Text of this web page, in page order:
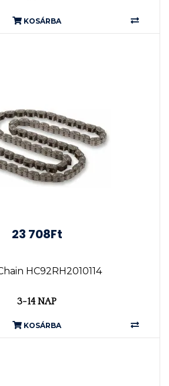
KOSÁRBA
23 708Ft
HC92RH2010114
3-14 NAP
KOSÁRBA